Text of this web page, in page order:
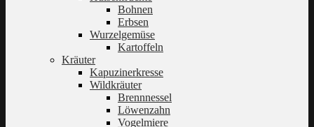
Bohnen
Erbsen
Wurzelgemüse
Kartoffeln
Kräuter
Kapuzinerkresse
Wildkräuter
Brennnessel
Löwenzahn
Vogelmiere